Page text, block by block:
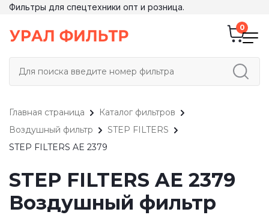
Фильтры для спецтехники опт и розница.
Главная страница
Каталог фильтров
Воздушный фильтр
STEP FILTERS
STEP FILTERS AE 2379
STEP FILTERS AE 2379
Воздушный фильтр